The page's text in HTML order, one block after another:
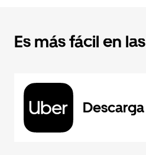
Es más fácil en